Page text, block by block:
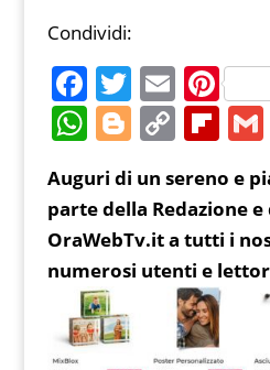
Condividi:
F
a
c
e
b
o
o
k
T
w
itt
er
E
m
ai
l
Pi
nt
er
e
st
W
h
at
s
A
p
p
Bl
o
g
g
er
C
p
y
Li
n
k
Fl
b
o
ar
d
Auguri di un sereno e
parte della Redazione
OraWebTv.it a tutti i
numerosi utenti e